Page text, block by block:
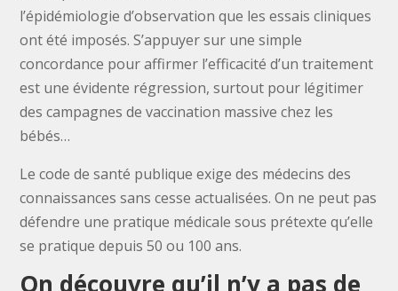
l’épidémiologie d’observation que les essais cliniques
ont été imposés. S’appuyer sur une simple
concordance pour affirmer l’efficacité d’un traitement
est une évidente régression, surtout pour légitimer
des campagnes de vaccination massive chez les
bébés…
Le code de santé publique exige des médecins des
connaissances sans cesse actualisées. On ne peut pas
défendre une pratique médicale sous prétexte qu’elle
se pratique depuis 50 ou 100 ans.
On découvre qu’il n’y a pas de